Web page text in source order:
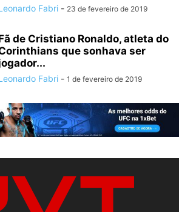
Fabri - 23 de fevereiro de 2019
de Cristiano Ronaldo, atleta do
que sonhava ser
Fabri - 1 de fevereiro de 2019